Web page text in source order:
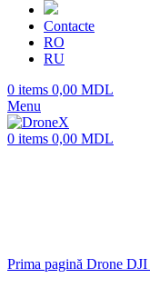
Contacte
RO
RU
0 items 0,00 MDL
Menu
0 items 0,00 MDL
Prima pagină Drone DJI